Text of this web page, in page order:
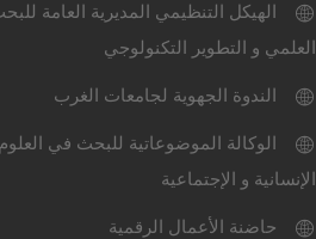
الهيكل التنظيمي المديرية العامة
العلمي و التطوير التكنولوجي
الندوة الجهوية لجامعات الغرب
الوكالة الموضوعاتية للبحث في العلوم
الإنسانية و الإجتماعية
حاضنة الأعمال الرقمية